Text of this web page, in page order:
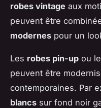
robes vintage aux
peuvent être
modernes pour un
Les robes pin-up ou
peuvent être
contemporaines. Par
blancs sur fond noir